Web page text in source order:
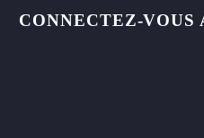
CONNECTEZ-VOUS